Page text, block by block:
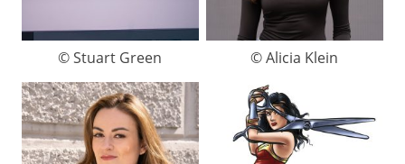
© Stuart Green © Alicia Klein